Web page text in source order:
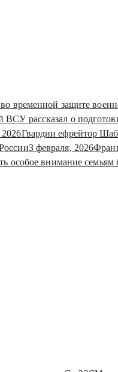
временной защите
рассказал о
Гвардии ефрейтор
3 февраля, 2026
особое внимание